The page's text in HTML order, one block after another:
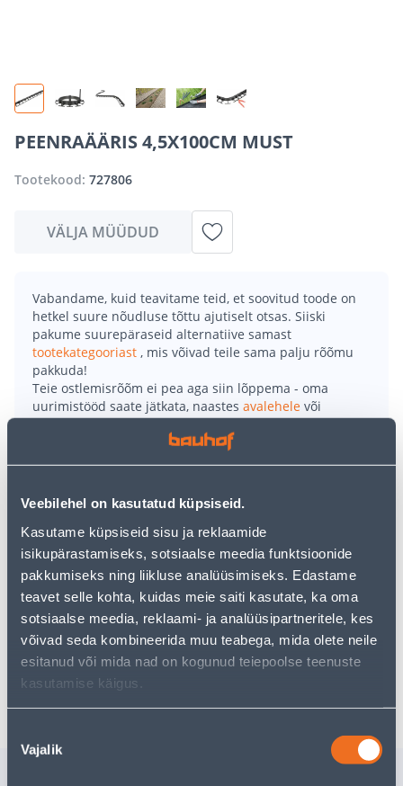
Veebilehel on kasutatud küpsiseid.
Kasutame küpsiseid sisu ja reklaamide
isikupärastamiseks, sotsiaalse meedia funktsioonide
pakkumiseks ning liikluse analüüsimiseks. Edastame
teavet selle kohta, kuidas meie saiti kasutate, ka oma
sotsiaalse meedia, reklaami- ja analüüsipartneritele, kes
võivad seda kombineerida muu teabega, mida olete neile
esitanud või mida nad on kogunud teiepoolse teenuste
kasutamise käigus.
valik
Vajalik
PEENRAÄÄRIS 4,5X100CM MUST
Tootekood: 727806
VÄLJA MÜÜDUD
Vabandame, kuid teavitame teid, et soovitud toode on
hetkel suure nõudluse tõttu ajutiselt otsas. Siiski
pakume suurepäraseid alternatiive samast
tootekategooriast , mis võivad teile sama palju rõõmu
pakkuda!
Teie ostlemisrõõm ei pea aga siin lõppema - oma
uurimistööd saate jätkata, naastes avalehele või
kasutades meie võimsat otsingufunktsiooni, et leida
veelgi meelepärasemad valikuid. Head ostlemist!
• Peenraääris 4,5 x 100 cm.
diameetriga 33 cm.
• Tugev, ilmastikukindel, talub happeid, õli, alkoholi,
soolasid, ammoniaaki.
• Värv: must.
• 14-päevane tagastusõigus.
Tarne pole võimalik